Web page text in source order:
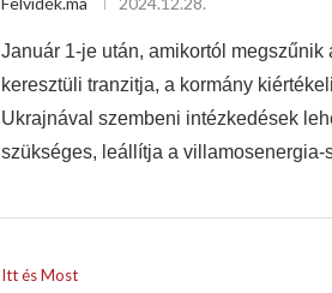
Január 1-je után, amikortól megszűnik
keresztüli tranzitja, a kormány
Ukrajnával szembeni intézkedések
szükséges, leállítja a
Itt és Most